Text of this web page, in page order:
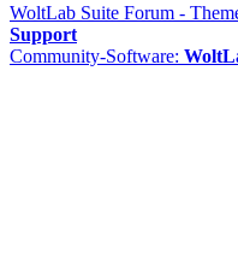
WoltLab Suite Forum -
Support
Community-Software: